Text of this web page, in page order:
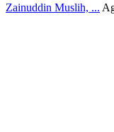
Zainuddin Muslih, ...